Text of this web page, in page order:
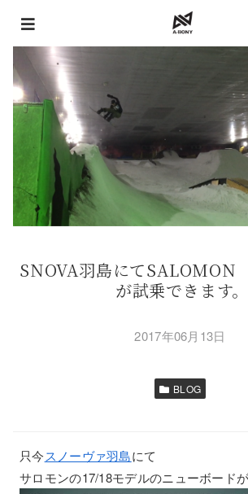
SNOVA羽島にて
が試乗できます。
2017年06月13日
BLOG
只今スノーヴァ羽島にて
サロモンの17/18モデルのニューボードが